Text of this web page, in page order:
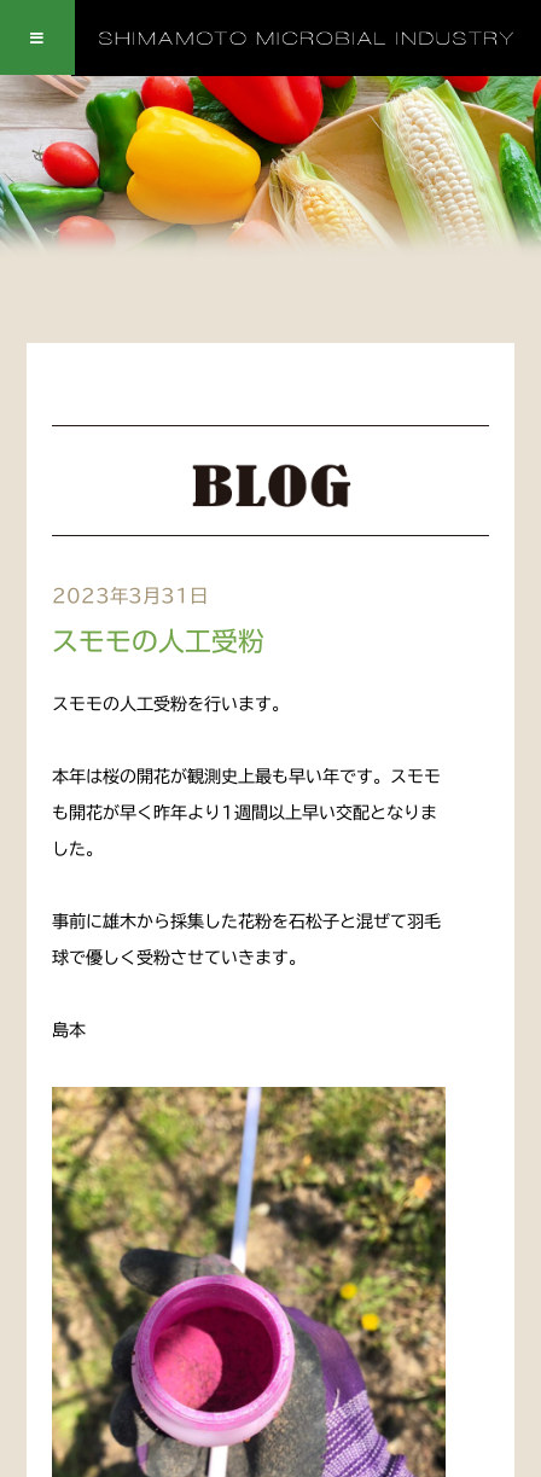
2023年3月31日
スモモの人工受粉
スモモの人工受粉を行います。
本年は桜の開花が観測史上最も早い年です。スモモ
も開花が早く昨年より1週間以上早い交配となりま
した。
事前に雄木から採集した花粉を石松子と混ぜて羽毛
球で優しく受粉させていきます。
島本